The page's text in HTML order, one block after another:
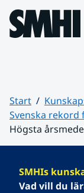
Hoppa till sidans
Start
Svenska
Högsta
SMHIs
Vad vill du